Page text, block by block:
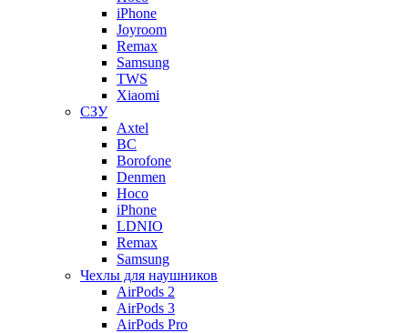
iPhone
Joyroom
Remax
Samsung
TWS
Xiaomi
СЗУ
Axtel
BC
Borofone
Denmen
Hoco
iPhone
LDNIO
Remax
Samsung
Чехлы для наушников
AirPods 2
AirPods 3
AirPods Pro